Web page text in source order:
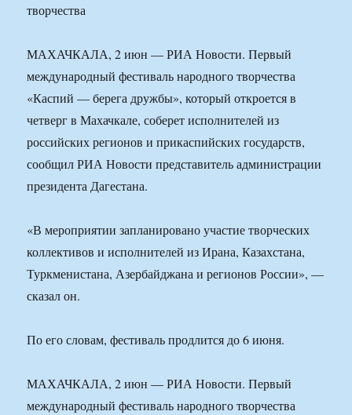
МАХАЧКАЛА, 2 июн — РИА Новости. Первый
международный фестиваль народного творчества
«Каспий — берега дружбы», который откроется в
четверг в Махачкале, соберет исполнителей из
российских регионов и прикаспийских государств,
сообщил РИА Новости представитель администрации
президента Дагестана.
«В мероприятии запланировано участие творческих
коллективов и исполнителей из Ирана, Казахстана,
Туркменистана, Азербайджана и регионов России», —
сказал он.
По его словам, фестиваль продлится до 6 июня.
МАХАЧКАЛА, 2 июн — РИА Новости. Первый
международный фестиваль народного творчества